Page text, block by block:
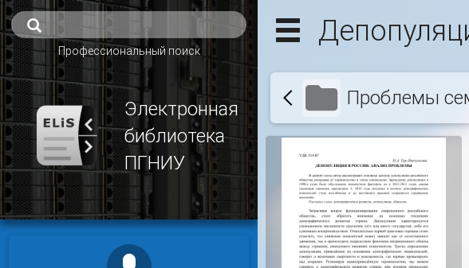
Профессиональный поиск
Электронная
библиотека
ПГНИУ
Проблемы